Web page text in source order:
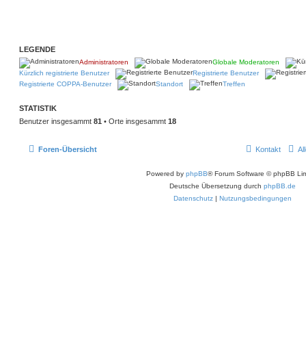
LEGENDE
Administratoren
Globale Moderatoren
Kürzlich registrierte Benutzer
Registrierte Benutzer
Registrierte COPPA-Benutzer
Standort Treffen
STATISTIK
Benutzer insgesammt 81 • Orte insgesammt 18
Foren-Übersicht Kontakt
Powered by phpBB® Forum Software © phpBB
Deutsche Übersetzung durch phpBB.de
Datenschutz | Nutzungsbedingungen